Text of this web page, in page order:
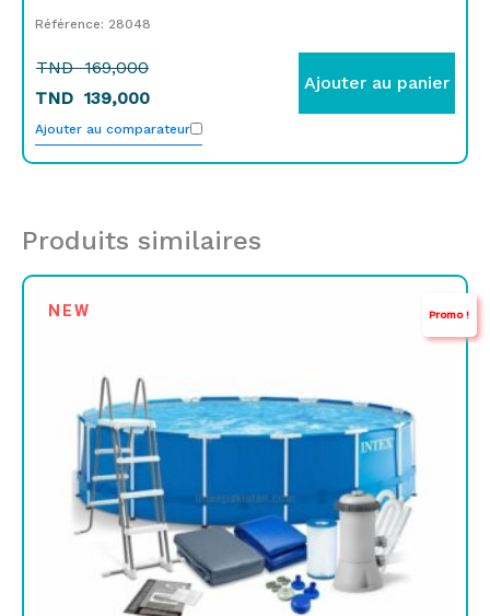
Référence: 28048
TND169,000
TND 139,000
Ajouter au panier
Ajouter au comparateur
Produits similaires
Promo !
NEW
était :
TND
2.999,000.
est :
TND
2.499,000.